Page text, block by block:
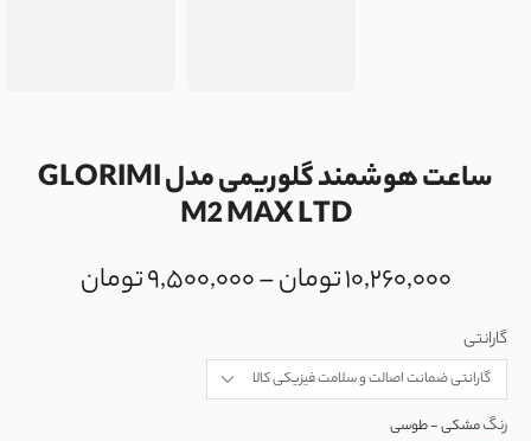
ساعت هوشمند گلوریمی مدل GLORIMI
M2 MAX LTD
۱۰,۲۶۰,۰۰۰تومان–۹,۵۰۰,۰۰۰تومان
گارانتی
رنگ